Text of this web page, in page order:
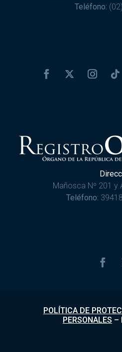
Teléfono:
Mañosca Nº 201 y
Teléfono:
POLÍTICA DE
PERSONALES –